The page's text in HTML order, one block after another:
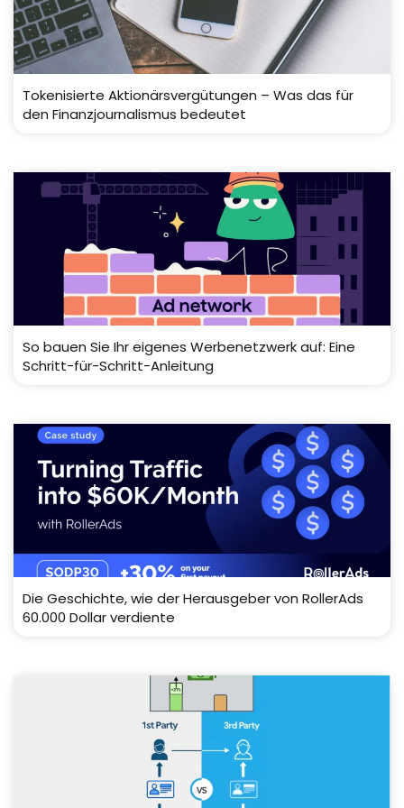
Tokenisierte Aktionärsvergütungen – Was das für
den Finanzjournalismus bedeutet
So bauen Sie Ihr eigenes Werbenetzwerk auf: Eine
Schritt-für-Schritt-Anleitung
Die Geschichte, wie der Herausgeber von RollerAds
60.000 Dollar verdiente